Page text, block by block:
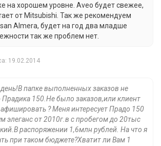
на хорошем уровне. Aveo будет свежее,
от Mitsubishi. Так же рекомендуем
Almera, будет на год два младше
так же проблем нет.
19.02.2014
папке выполненных заказов не
150.Не было заказов,или клиент
? Меня интересует Прадо 150
элеганс от 2010г.в с пробегом до 20тыс
распоряжении 1,6млн рублей. На что я
при таком бюджете?Хватит ли Вам 1